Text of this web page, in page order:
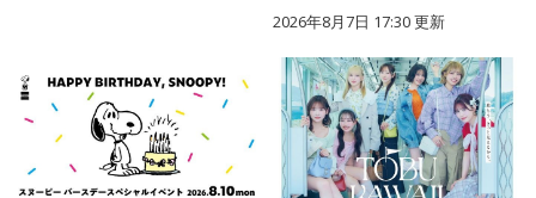
2026年8月7日 17:30更新